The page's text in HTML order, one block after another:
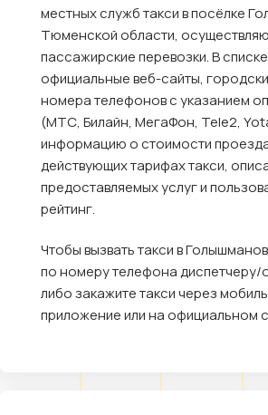
местных служб такси в посёлке
Тюменской области,
пассажирские перевозки. В
официальные веб-сайты,
номера телефонов с указанием
(МТС, Билайн, МегаФон, Tele2,
информацию о стоимости
действующих тарифах такси,
предоставляемых услуг и
рейтинг.
Чтобы вызвать такси в
по номеру телефона диспетчеру/
либо закажите такси через
приложение или на официальном